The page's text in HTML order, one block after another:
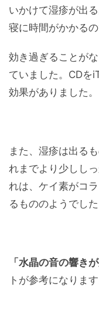
いかけて湿疹が出
寝に時間がかかる
効き過ぎることが
ていました。CDを
効果がありました。
また、湿疹は出る
れまでより少しし
れは、ケイ素がコ
るもののようでした
「水晶の音の響き
トが参考になります